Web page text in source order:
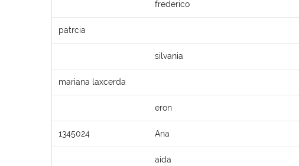
frederico
patrcia
silvania
mariana laxcerda
eron
1345024 Ana
aida